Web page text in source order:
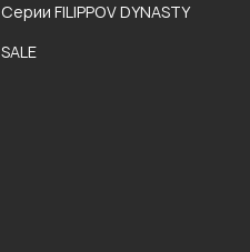
Серии FILIPPOV DYNASTY
SALE